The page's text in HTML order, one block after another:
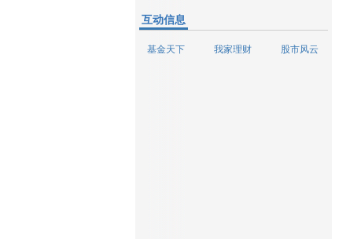
互动信息
基金天下 我家理财 股市风云